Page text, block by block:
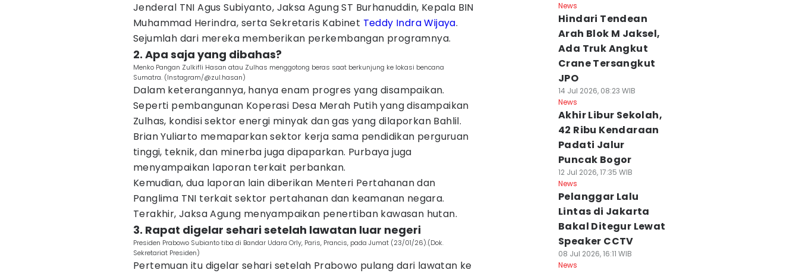
Jenderal TNI Agus Subiyanto, Jaksa Agung ST Burhanuddin, Kepala BIN
Muhammad Herindra, serta Sekretaris Kabinet Teddy Indra Wijaya.
Sejumlah dari mereka memberikan perkembangan programnya.
2. Apa saja yang dibahas?
Menko Pangan Zulkifli Hasan atau Zulhas menggotong beras saat berkunjung ke lokasi bencana
Sumatra. (Instagram/@zul.hasan)
Dalam keterangannya, hanya enam progres yang disampaikan.
Seperti pembangunan Koperasi Desa Merah Putih yang disampaikan
Zulhas, kondisi sektor energi minyak dan gas yang dilaporkan Bahlil.
Brian Yuliarto memaparkan sektor kerja sama pendidikan perguruan
tinggi, teknik, dan minerba juga dipaparkan. Purbaya juga
menyampaikan laporan terkait perbankan.
Kemudian, dua laporan lain diberikan Menteri Pertahanan dan
Panglima TNI terkait sektor pertahanan dan keamanan negara.
Terakhir, Jaksa Agung menyampaikan penertiban kawasan hutan.
3. Rapat digelar sehari setelah lawatan luar negeri
Presiden Prabowo Subianto tiba di Bandar Udara Orly, Paris, Prancis, pada Jumat (23/01/26).(Dok.
Sekretariat Presiden)
Pertemuan itu digelar sehari setelah Prabowo pulang dari lawatan ke
News
Hindari Tendean
Arah Blok M Jaksel,
Ada Truk Angkut
Crane Tersangkut
JPO
14 Jul 2026, 08:23 WIB
News
Akhir Libur Sekolah,
42 Ribu Kendaraan
Padati Jalur
Puncak Bogor
12 Jul 2026, 17:35 WIB
News
Pelanggar Lalu
Lintas di Jakarta
Bakal Ditegur Lewat
Speaker CCTV
08 Jul 2026, 16:11 WIB
News